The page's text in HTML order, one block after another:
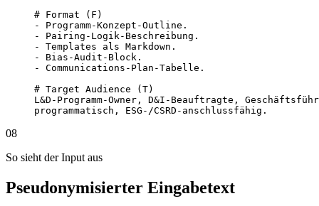
# Format (F)
- Programm-Konzept-Outline.
- Pairing-Logik-Beschreibung.
- Templates als Markdown.
- Bias-Audit-Block.
- Communications-Plan-Tabelle.
# Target Audience (T)
L&D-Programm-Owner, D&I-Beauftragte,
programmatisch, ESG-/CSRD-anschlussfähig.
08
So sieht der Input aus
Pseudonymisierter Eingabetext